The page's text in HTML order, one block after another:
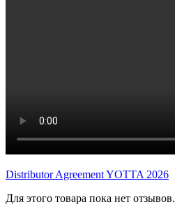
Distributor Agreement YOTTA 2026
Для этого товара пока нет отзывов.